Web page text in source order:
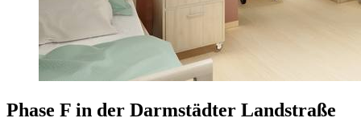
Phase F in der Darmstädter Landstraße